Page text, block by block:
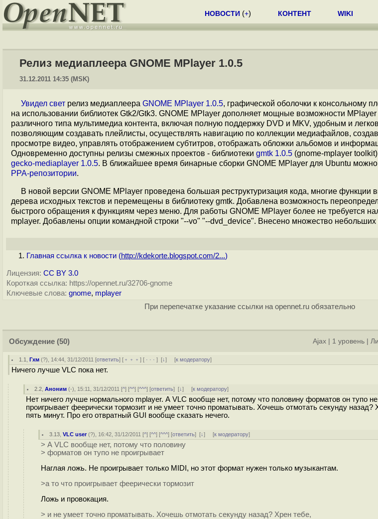
НОВОСТИ (+) КОНТЕНТ WIKI
Релиз медиаплеера GNOME MPlayer 1.0.5
31.12.2011 14:35 (MSK)
Увидел свет релиз медиаплеера GNOME MPlayer 1.0.5, графической оболочки к консольному
нa использовании библиотек Gtk2/Gtk3. GNOME MPlayer дополняет мощные возможности
различного типа мультимедиа контента, включая полную поддержку DVD и MKV, удобным и
позволяющим создавать плейлисты, осуществлять навигацию по коллекции медиафайлов,
просмотре видео, управлять отображением субтитров, отображать обложки альбомов и
Одновременно доступны релизы смежных проектов - библиотеки gmtk 1.0.5 (gnome-mplayer
gecko-mediaplayer 1.0.5. В ближайшее время бинарные сборки GNOME MPlayer для Ubuntu
PPA-репозитории.
В новой версии GNOME MPlayer проведена большая реструктуризация кода, многие функции
дерева исходных текстов и перемещены в библиотеку gmtk. Добавлена возможность
быстрого обращения к функциям через меню. Для работы GNOME MPlayer более не требуется
mplayer. Добавлены опции командной строки "--vo" "--dvd_device". Внесено множество небольших
Главная ссылка к новости (http://kdekorte.blogspot.com/2...)
Лицензия: CC BY 3.0
Короткая ссылка: https://opennet.ru/32706-gnome
Ключевые слова: gnome, mplayer
При перепечатке указание ссылки на opennet.ru обязательно
Обсуждение (50) Ajax 1 уровень
1.1 ,Гхм (?), 14:44, 31/12/2011 [ответить] [ ﹢﹢﹢] [ · · ·][↓] [к модератору]
Ничего лучше VLC пока нет.
2.2 ,Аноним (-), 15:11, 31/12/2011 [^] [^^] [^^^] [ответить][↓] [к модератору]
Нет ничего лучше нормального mplayer. А VLC вообще нет, потому что половину форматов он тупо не
проигрывает феерически тормозит и не умеет точно проматывать. Хочешь отмотать секунду
пять минут. Про его отвратный GUI вообще сказать нечего.
3.13 ,VLC user(?), 16:42, 31/12/2011 [^] [^^] [^^^] [ответить][↓] [к модератору]
> А VLC вообще нет, потому что половину
> форматов он тупо не проигрывает
Наглая ложь. Не проигрывает только MIDI, но этот формат нужен только музыкантам.
>а то что проигрывает феерически тормозит
Ложь и провокация.
> и не умеет точно проматывать. Хочешь отмотать секунду назад? Хрен тебе,